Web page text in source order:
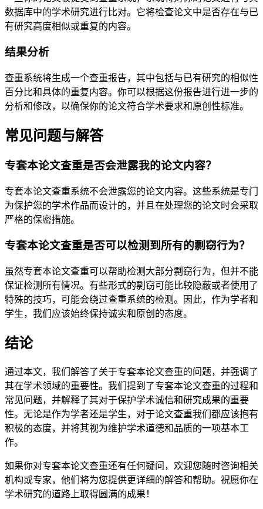
数据库中的学术研究进行比对。它将检查论文中是否存在与已
有研究高度相似或重复的内容。
结果分析
查重系统将生成一个查重报告，其中包括与已有研究的相似性
百分比和具体的重复内容。你可以根据这份报告进行进一步的
分析和修改，以确保你的论文符合学术要求和原创性标准。
常见问题与解答
专套本论文查重是否会泄露我的论文内容？
专套本论文查重系统不会泄露您的论文内容。这些系统是专门
为保护您的学术作品而设计的，并且在处理您的论文时会采取
严格的保密措施。
专套本论文查重是否可以检测到所有的剽窃行为？
虽然专套本论文查重可以帮助检测大部分剽窃行为，但并不能
保证检测所有情况。有些形式的剽窃可能比较隐蔽或者使用了
特殊的技巧，可能会绕过查重系统的检测。因此，作为学者和
学生，我们应该始终保持诚实和原创的态度。
结论
通过本文，我们解答了关于专套本论文查重的问题，并强调了
其在学术领域的重要性。我们提到了专套本论文查重的过程和
常见问题，并解释了其对于保护学术诚信和研究成果的重要
性。无论是作为学者还是学生，对于论文查重我们都应该抱有
积极的态度，并将其视为维护学术道德和品质的一项基本工
作。
如果你对专套本论文查重还有任何疑问，欢迎您随时咨询相关
机构或专家，他们将为您提供更详细的解答和帮助。祝愿你在
学术研究的道路上取得圆满的成果！